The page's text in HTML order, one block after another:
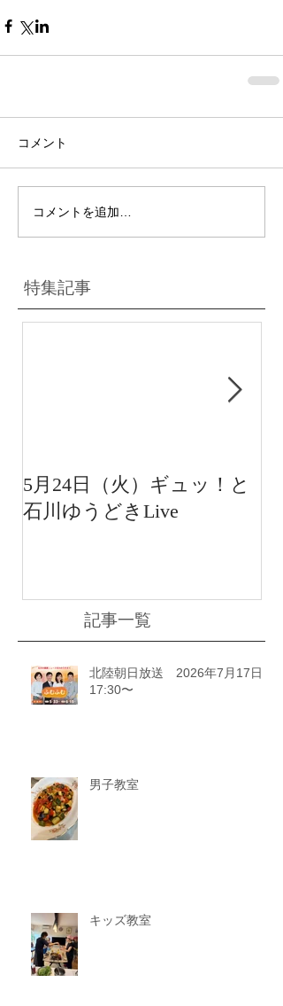
コメント
コメントを追加…
特集記事
5月24日（火）ギュッ！と
石川ゆうどきLive
記事一覧
北陸朝日放送 2026年7月17日
17:30〜
男子教室
キッズ教室